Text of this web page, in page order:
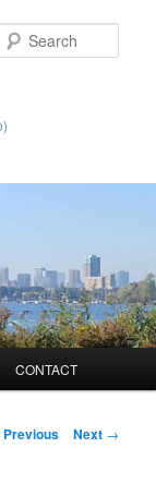
CONTACT
Previous Next →